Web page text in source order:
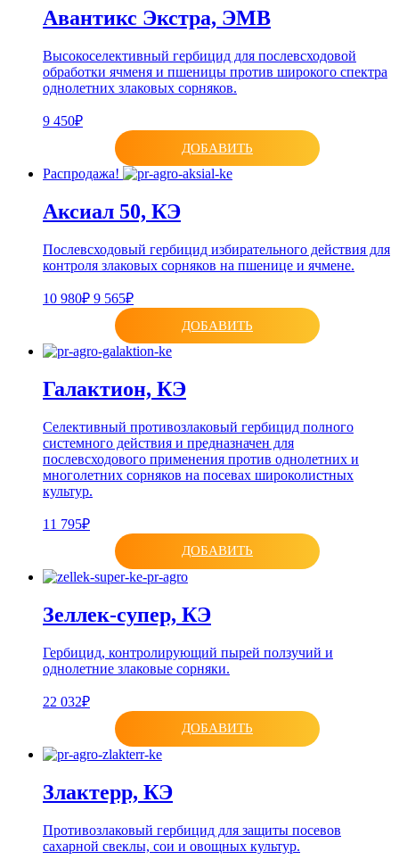
Авантикс Экстра, ЭМВ
Высокоселективный гербицид для послевсходовой
обработки ячменя и пшеницы против широкого спектра
однолетних злаковых сорняков.
9 450₽
ДОБАВИТЬ
Распродажа!
Аксиал 50, КЭ
Послевсходовый гербицид избирательного действия для
контроля злаковых сорняков на пшенице и ячмене.
10 980₽ 9 565₽
ДОБАВИТЬ
Галактион, КЭ
Селективный противозлаковый гербицид полного
системного действия и предназначен для
послевсходового применения против однолетних и
многолетних сорняков на посевах широколистных
культур.
11 795₽
ДОБАВИТЬ
Зеллек-супер, КЭ
Гербицид, контролирующий пырей ползучий и
однолетние злаковые сорняки.
22 032₽
ДОБАВИТЬ
Злактерр, КЭ
Противозлаковый гербицид для защиты посевов
сахарной свеклы, сои и овощных культур.